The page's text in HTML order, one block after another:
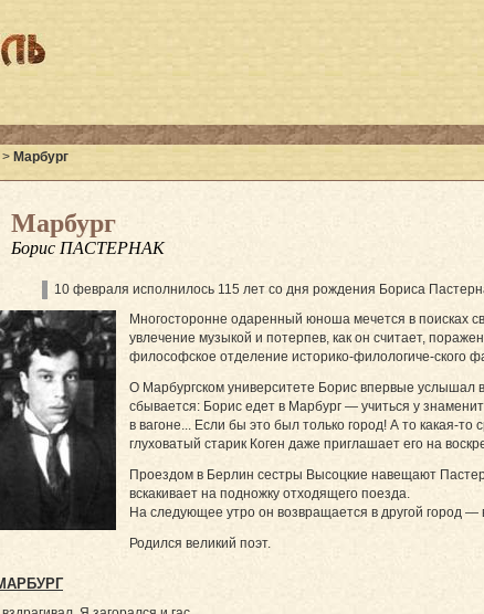
> Марбург
Марбург
Борис ПАСТЕРНАК
10 февраля исполнилось 115 лет со дня рождения Бориса
Многосторонне одаренный юноша мечется в поисках
увлечение музыкой и потерпев, как он считает,
философское отделение историко-филологиче-ского
О Марбургском университете Борис впервые услышал
сбывается: Борис едет в Марбург — учиться у
в вагоне... Если бы это был только город! А то какая-
глуховатый старик Коген даже приглашает его на
Проездом в Берлин сестры Высоцкие навещают
вскакивает на подножку отходящего поезда.
На следующее утро он возвращается в другой город
Родился великий поэт.